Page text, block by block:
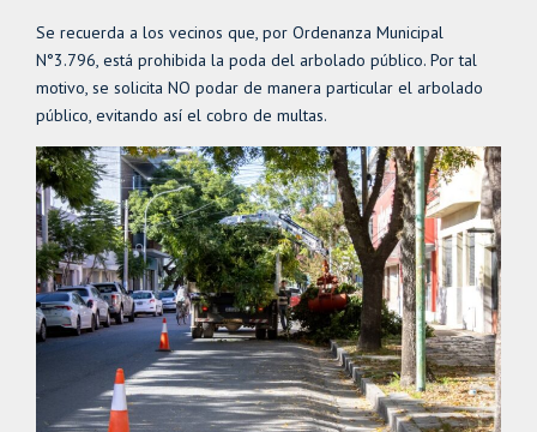
Se recuerda a los vecinos que, por Ordenanza Municipal
N°3.796, está prohibida la poda del arbolado público. Por tal
motivo, se solicita NO podar de manera particular el arbolado
público, evitando así el cobro de multas.